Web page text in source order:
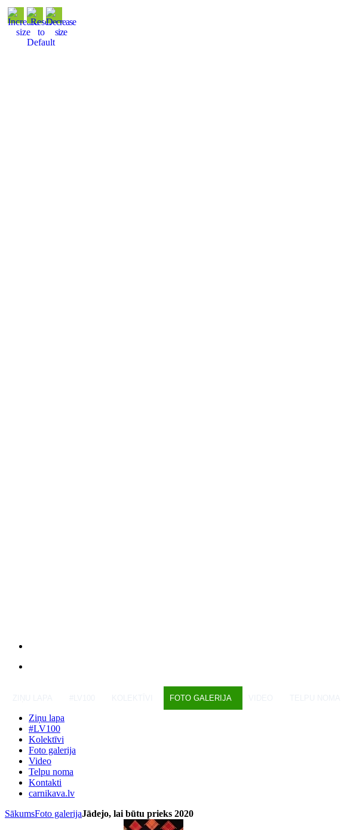
FOTO GALERIJA
Ziņu lapa
#LV100
Kolektīvi
Foto galerija
Video
Telpu noma
Kontakti
carnikava.lv
SākumsFoto galerijaJādejo, lai būtu prieks 2020